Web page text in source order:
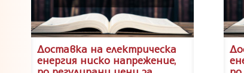
Доставка на електрическа
енергия ниско напрежение,